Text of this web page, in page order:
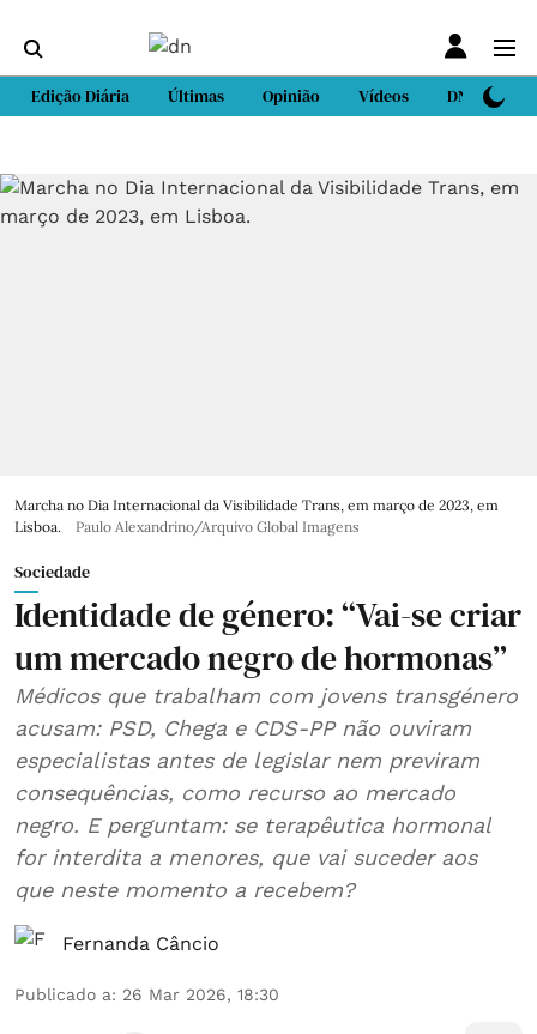
Edição Diária Últimas Opinião Vídeos DN Sport
Marcha no Dia Internacional da Visibilidade Trans, em março de 2023, em
Lisboa.
Paulo Alexandrino/Arquivo Global Imagens
Sociedade
Identidade de género: “Vai-se criar
um mercado negro de hormonas”
Médicos que trabalham com jovens transgénero
acusam: PSD, Chega e CDS-PP não ouviram
especialistas antes de legislar nem previram
consequências, como recurso ao mercado
negro. E perguntam: se terapêutica hormonal
for interdita a menores, que vai suceder aos
que neste momento a recebem?
Fernanda Câncio
Publicado a: 26 Mar 2026, 18:30